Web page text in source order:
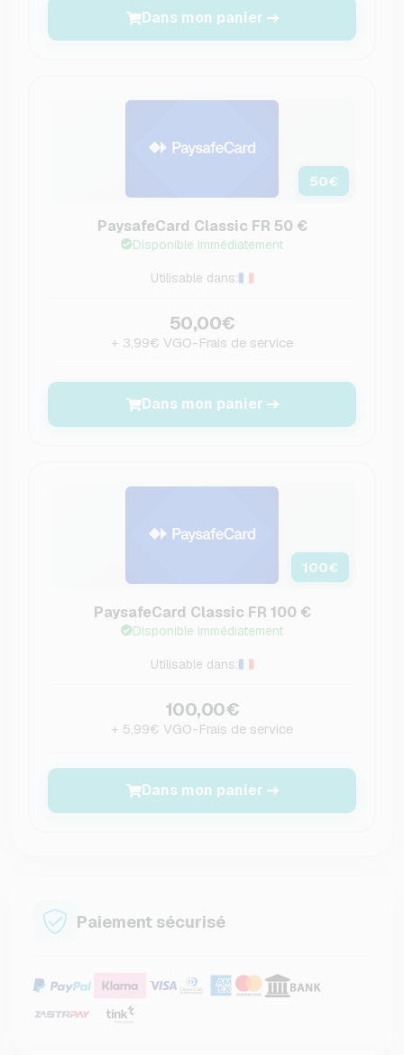
Dans mon panier
50€
PaysafeCard Classic FR 50 €
Disponible immédiatement
Utilisable dans:
50,00€
+ 3,99€ VGO-Frais de service
Dans mon panier
100€
PaysafeCard Classic FR 100 €
Disponible immédiatement
Utilisable dans:
100,00€
+ 5,99€ VGO-Frais de service
Dans mon panier
Paiement sécurisé